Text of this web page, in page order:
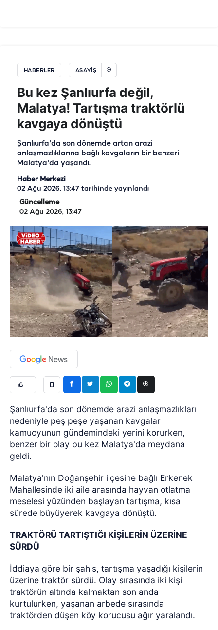
HABERLER ASAYIŞ
Bu kez Şanlıurfa değil,
Malatya! Tartışma traktörlü
kavgaya dönüştü
Şanlıurfa'da son dönemde artan arazi
anlaşmazlıklarına bağlı kavgaların bir benzeri
Malatya'da yaşandı.
Haber Merkezi
02 Ağu 2026, 13:47 tarihinde yayınlandı
Güncelleme
02 Ağu 2026, 13:47
Şanlıurfa'da son dönemde arazi anlaşmazlıkları
nedeniyle peş peşe yaşanan kavgalar
kamuoyunun gündemindeki yerini korurken,
benzer bir olay bu kez Malatya'da meydana
geldi.
Malatya'nın Doğanşehir ilçesine bağlı Erkenek
Mahallesinde iki aile arasında hayvan otlatma
meselesi yüzünden başlayan tartışma, kısa
sürede büyüyerek kavgaya dönüştü.
TRAKTÖRÜ TARTIŞTIĞI KİŞİLERİN ÜZERİNE
SÜRDÜ
İddiaya göre bir şahıs, tartışma yaşadığı kişilerin
üzerine traktör sürdü. Olay sırasında iki kişi
traktörün altında kalmaktan son anda
kurtulurken, yaşanan arbede sırasında
traktörden düşen köy korucusu ağır yaralandı.